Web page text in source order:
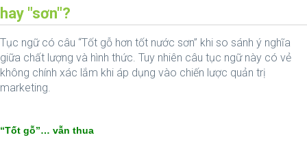
hay "sơn"?
Tục ngữ có câu “Tốt gỗ hơn tốt nước sơn” khi so sánh ý nghĩa
giữa chất lượng và hình thức. Tuy nhiên câu tục ngữ này có vẻ
không chính xác lắm khi áp dụng vào chiến lược quản trị
marketing.
“Tốt gỗ”… vẫn thua